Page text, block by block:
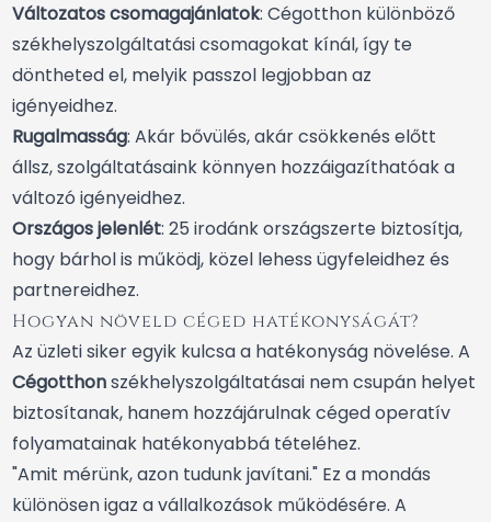
Változatos csomagajánlatok: Cégotthon különböző
székhelyszolgáltatási csomagokat kínál, így te
döntheted el, melyik passzol legjobban az
igényeidhez.
Rugalmasság: Akár bővülés, akár csökkenés előtt
állsz, szolgáltatásaink könnyen hozzáigazíthatóak a
változó igényeidhez.
Országos jelenlét: 25 irodánk országszerte biztosítja,
hogy bárhol is működj, közel lehess ügyfeleidhez és
partnereidhez.
Hogyan növeld céged hatékonyságát?
Az üzleti siker egyik kulcsa a hatékonyság növelése. A
Cégotthonszékhelyszolgáltatásai nem csupán helyet
biztosítanak, hanem hozzájárulnak céged operatív
folyamatainak hatékonyabbá tételéhez.
"Amit mérünk, azon tudunk javítani." Ez a mondás
különösen igaz a vállalkozások működésére. A